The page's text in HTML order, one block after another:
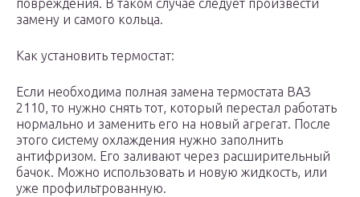
повреждения. В таком случае следует произвести
замену и самого кольца.
Как установить термостат:
Если необходима полная замена термостата ВАЗ
2110, то нужно снять тот, который перестал работать
нормально и заменить его на новый агрегат. После
этого систему охлаждения нужно заполнить
антифризом. Его заливают через расширительный
бачок. Можно использовать и новую жидкость, или
уже профильтрованную.